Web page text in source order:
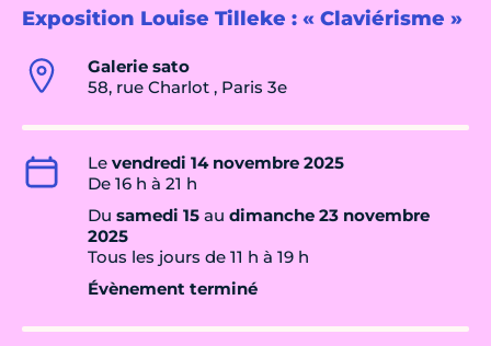
Exposition Louise Tilleke : « Claviérisme »
Galerie sato
58, rue Charlot , Paris 3e
Le vendredi 14 novembre 2025
De 16 h à 21 h
Du samedi 15 au dimanche 23 novembre
2025
Tous les jours de 11 h à 19 h
Évènement terminé